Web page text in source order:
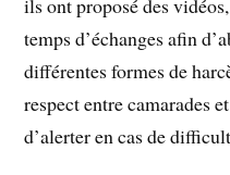
temps d’échanges afin
différentes formes de
respect entre camarades
d’alerter en cas de